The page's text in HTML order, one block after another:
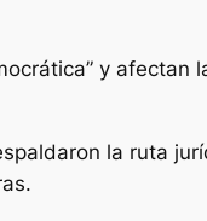
y afectan
la ruta